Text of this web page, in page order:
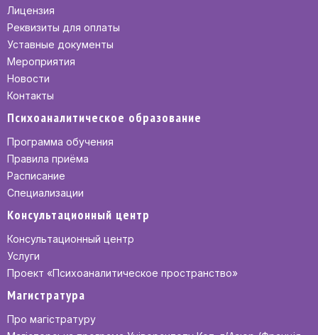
Лицензия
Реквизиты для оплаты
Уставные документы
Мероприятия
Новости
Контакты
Психоаналитическое образование
Программа обучения
Правила приёма
Расписание
Специализации
Консультационный центр
Консультационный центр
Услуги
Проект «Психоаналитическое пространство»
Магистратура
Про магістратуру